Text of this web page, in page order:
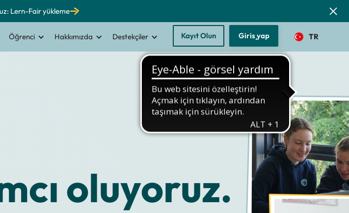
Lern-Fair yükleme
Öğrenci Hakkımızda Destekçiler Kayıt Olun Giriş yap TR
oluyoruz.